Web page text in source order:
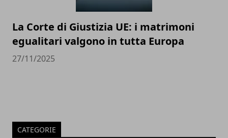
La Corte di Giustizia UE: i matrimoni
egualitari valgono in tutta Europa
27/11/2025
CATEGORIE